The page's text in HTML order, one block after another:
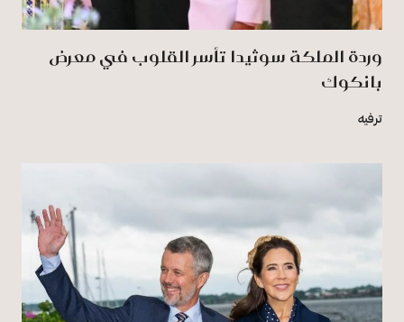
وردة الملكة سوثيدا تأسر القلوب في معرض
بانكوك
ترفيه